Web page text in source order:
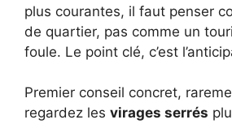
plus courantes, il faut penser
de quartier, pas comme un
foule. Le point clé, c’est
Premier conseil concret,
regardez les virages serrés